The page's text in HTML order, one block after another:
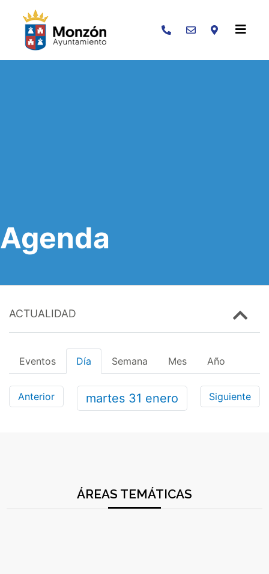
Buscar
Agenda
ACTUALIDAD
Eventos Día Semana Mes Año
Anterior martes 31 enero Siguiente
ÁREAS TEMÁTICAS